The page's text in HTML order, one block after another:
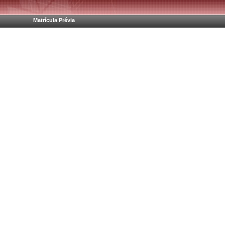
Matrícula Prévia